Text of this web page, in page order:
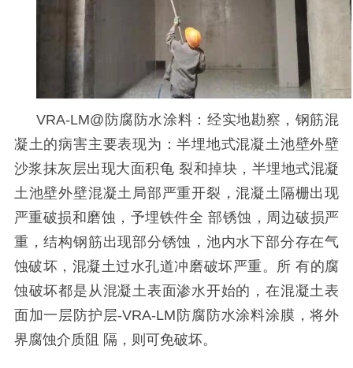
VRA-LM@ 防腐防水涂料：经实地勘察，钢筋混
凝土的病害主要表现为：半埋地式混凝土池壁外壁
沙浆抹灰层出现大面积龟 裂和掉块，半埋地式混凝
土池壁外壁混凝土局部严重开裂，混凝土隔栅出现
严重破损和磨蚀，予埋铁件全 部锈蚀，周边破损严
重，结构钢筋出现部分锈蚀，池内水下部分存在气
蚀破坏，混凝土过水孔道冲磨破坏严重。所 有的腐
蚀破坏都是从混凝土表面渗水开始的，在混凝土表
面加一层防护层-VRA-LM 防腐防水涂料涂膜，将外
界腐蚀介质阻 隔，则可免破坏。